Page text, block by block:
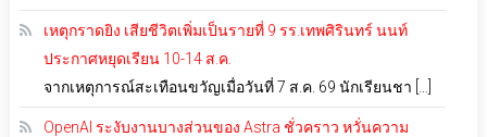
เหตุกราดยิง เสียชีวิตเพิ่มเป็นรายที่ 9 รร.เทพศิรินทร์ นนท์
ประกาศหยุดเรียน 10-14 ส.ค.
จากเหตุการณ์สะเทือนขวัญเมื่อวันที่ 7 ส.ค. 69 นักเรียนชา […]
OpenAI ระงับงานบางส่วนของ Astra ชั่วคราว หวั่นความ